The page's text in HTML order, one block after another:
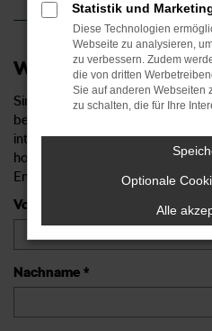
Wir freuen uns auf
Sind sie neugierig geworden?
bewerben sich noch heute. Denn
interessante und
hochmotivierten Team mit einer
Entlohnung.
Vorname *
Nachname *
Statistik und
Diese Technologien
Webseite zu analysieren,
zu verbessern. Zudem
die von dritten
Sie auf anderen Webseiten
zu schalten, die für Ihre
Optionale
Alle